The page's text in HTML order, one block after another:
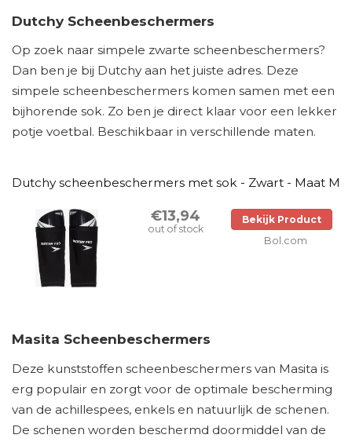
Dutchy Scheenbeschermers
Op zoek naar simpele zwarte scheenbeschermers?
Dan ben je bij Dutchy aan het juiste adres. Deze
simpele scheenbeschermers komen samen met een
bijhorende sok. Zo ben je direct klaar voor een lekker
potje voetbal. Beschikbaar in verschillende maten.
Dutchy scheenbeschermers met sok - Zwart - Maat M
€13,94
out of stock
Bekijk Product
Bol.com
Masita Scheenbeschermers
Deze kunststoffen scheenbeschermers van Masita is
erg populair en zorgt voor de optimale bescherming
van de achillespees, enkels en natuurlijk de schenen.
De schenen worden beschermd doormiddel van de